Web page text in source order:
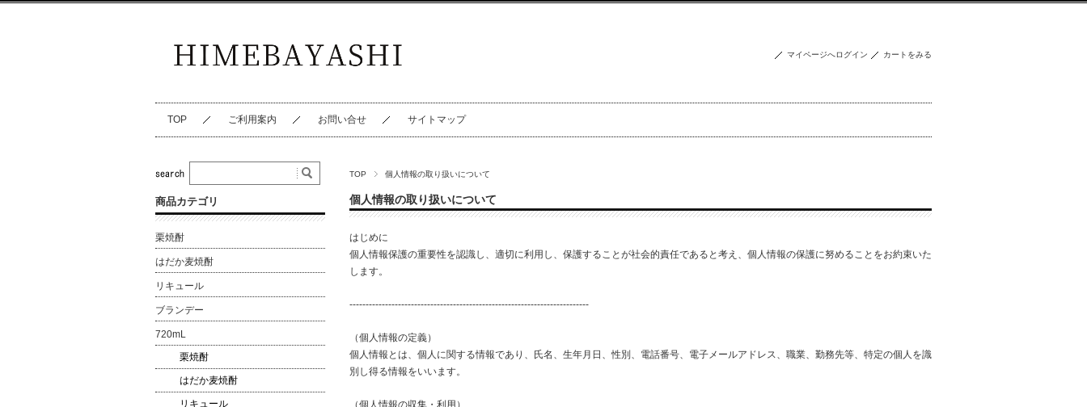
マイページへログイン カートをみる
TOP ご利用案内 お問い合せ サイトマップ
TOP 個人情報の取り扱いについて
個人情報の取り扱いについて
はじめに
個人情報保護の重要性を認識し、適切に利用し、保護することが社会的責任であると考え、個人情報の保護に努めることをお約束いた
します。
--------------------------------------------------------------------------
（個人情報の定義）
個人情報とは、個人に関する情報であり、氏名、生年月日、性別、電話番号、電子メールアドレス、職業、勤務先等、特定の個人を識
別し得る情報をいいます。
（個人情報の収集・利用）
商品カテゴリ
栗焼酎
はだか麦焼酎
リキュール
ブランデー
720mL
栗焼酎
はだか麦焼酎
リキュール